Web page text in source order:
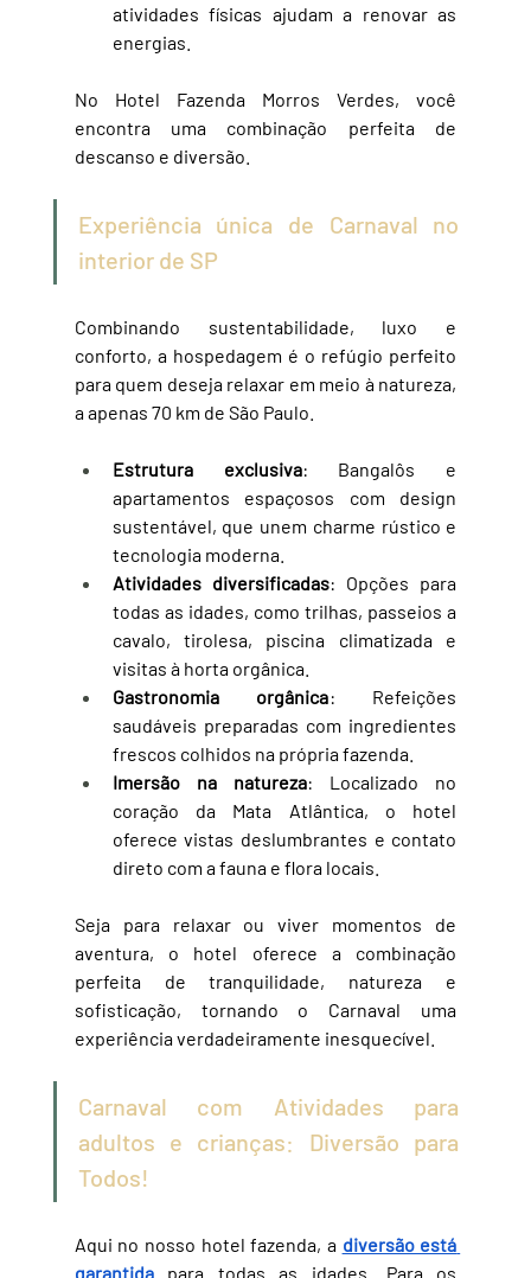
atividades físicas ajudam a renovar as
energias.
No Hotel Fazenda Morros Verdes, você
encontra uma combinação perfeita de
descanso e diversão.
Experiência única de Carnaval no
interior de SP
Combinando sustentabilidade, luxo e
conforto, a hospedagem é o refúgio perfeito
para quem deseja relaxar em meio à natureza,
a apenas 70 km de São Paulo.
Estrutura exclusiva: Bangalôs e
apartamentos espaçosos com design
sustentável, que unem charme rústico e
tecnologia moderna.
Atividades diversificadas: Opções para
todas as idades, como trilhas, passeios a
cavalo, tirolesa, piscina climatizada e
visitas à horta orgânica.
Gastronomia orgânica: Refeições
saudáveis preparadas com ingredientes
frescos colhidos na própria fazenda.
Imersão na natureza: Localizado no
coração da Mata Atlântica, o hotel
oferece vistas deslumbrantes e contato
direto com a fauna e flora locais.
Seja para relaxar ou viver momentos de
aventura, o hotel oferece a combinação
perfeita de tranquilidade, natureza e
sofisticação, tornando o Carnaval uma
experiência verdadeiramente inesquecível.
Carnaval com Atividades para
adultos e crianças: Diversão para
Todos!
Aqui no nosso hotel fazenda, a diversão está
garantida para todas as idades. Para os